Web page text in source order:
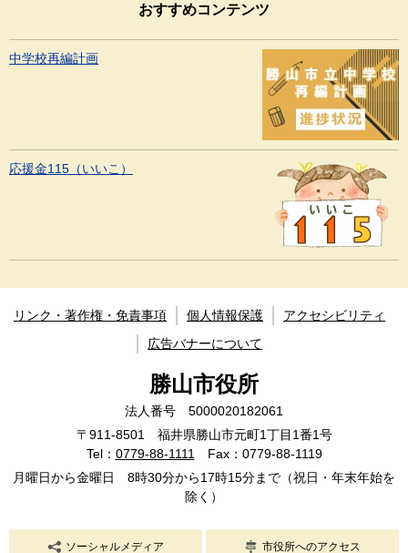
おすすめコンテンツ
中学校再編計画
応援金115（いいこ）
リンク・著作権・免責事項 個人情報保護
アクセシビリティ
広告バナーについて
勝山市役所
法人番号 5000020182061
〒911-8501 福井県勝山市元町1丁目1番1号
Tel： 0779-88-1111
Fax：0779-88-1119
月曜日から金曜日 8時30分から17時15分まで（祝日・年末年始を
除く）
ソーシャルメディア 市役所へのアクセス